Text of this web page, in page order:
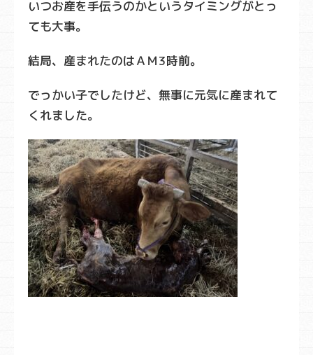
いつお産を手伝うのかというタイミングがとっ
ても大事。
結局、産まれたのはＡＭ3時前。
でっかい子でしたけど、無事に元気に産まれて
くれました。